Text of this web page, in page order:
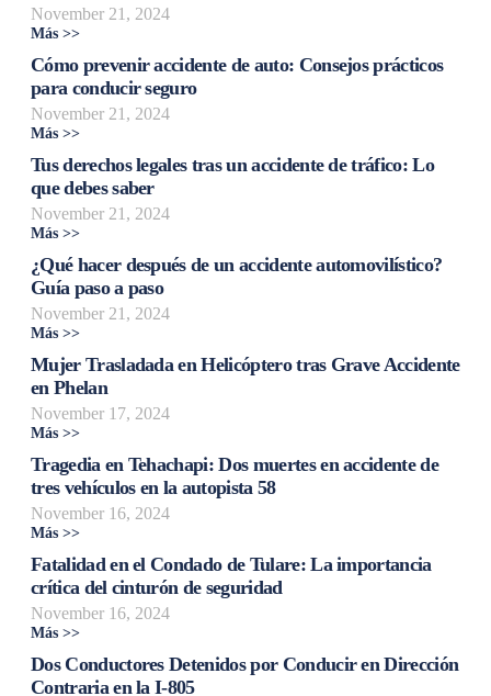
November 21, 2024
Más >>
Cómo prevenir accidente de auto: Consejos prácticos
para conducir seguro
November 21, 2024
Más >>
Tus derechos legales tras un accidente de tráfico: Lo
que debes saber
November 21, 2024
Más >>
¿Qué hacer después de un accidente automovilístico?
Guía paso a paso
November 21, 2024
Más >>
Mujer Trasladada en Helicóptero tras Grave Accidente
en Phelan
November 17, 2024
Más >>
Tragedia en Tehachapi: Dos muertes en accidente de
tres vehículos en la autopista 58
November 16, 2024
Más >>
Fatalidad en el Condado de Tulare: La importancia
crítica del cinturón de seguridad
November 16, 2024
Más >>
Dos Conductores Detenidos por Conducir en Dirección
Contraria en la I-805